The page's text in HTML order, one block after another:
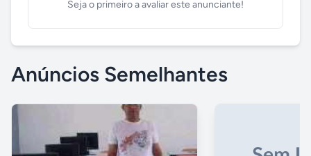
Seja o primeiro a avaliar este anunciante!
Anúncios Semelhantes